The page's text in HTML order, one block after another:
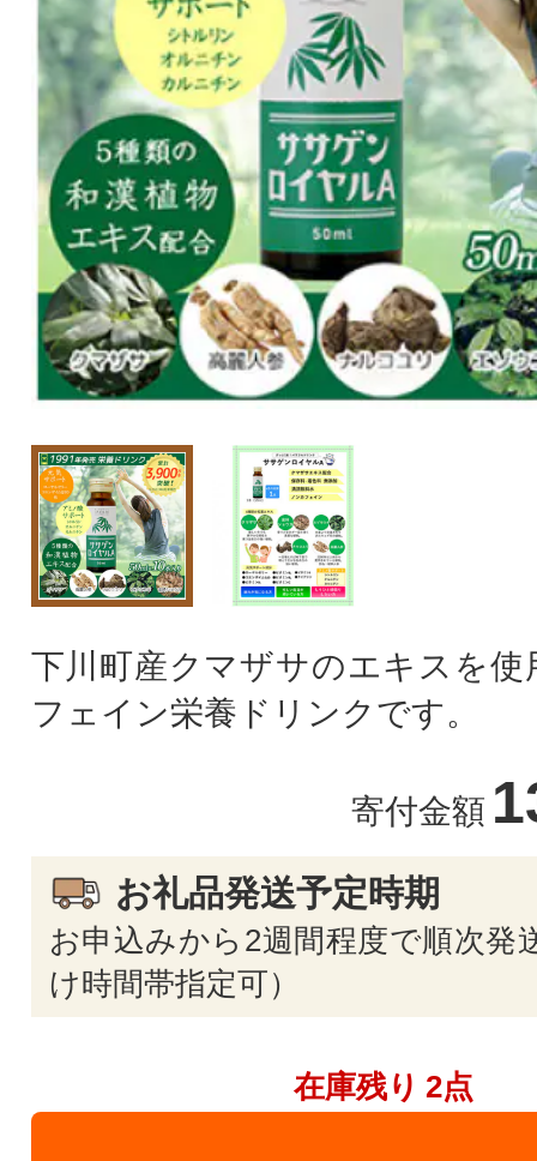
下川町産クマザサのエキスを使
フェイン栄養ドリンクです。
寄付金額
お礼品発送予定時期
お申込みから2週間程度で順次発
け時間帯指定可）
在庫残り 2点